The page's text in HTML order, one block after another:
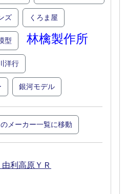
ズ くろま屋
型 林檎製作所
洋行
銀河モデル
のメーカー一覧に移動
利高原ＹＲ